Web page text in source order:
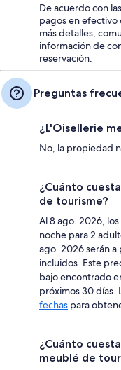
De acuerdo con
pagos en efectivo
más detalles,
información de
reservación.
Preguntas
¿L'Oisellerie
No, la propiedad
¿Cuánto
de tourisme?
Al 8 ago. 2026,
noche para 2
ago. 2026 serán a
incluidos. Este
bajo encontrado
próximos 30 días.
fechas para
¿Cuánto
meublé de